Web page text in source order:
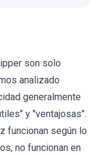
son solo
analizado
generalmente
y "ventajosas".
funcionan según lo
no funcionan en